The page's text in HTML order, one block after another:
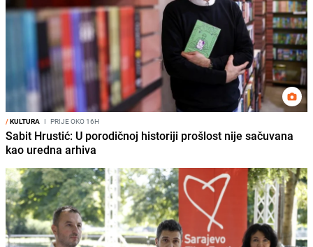
/KULTURA I PRIJE OKO 16H
Sabit Hrustić: U porodičnoj historiji prošlost nije sačuvana
kao uredna arhiva